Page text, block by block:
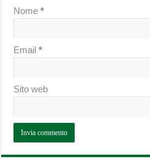
Nome*
Email*
Sito web